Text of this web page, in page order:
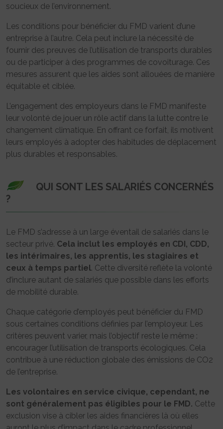
soucieux de l’environnement.
Les conditions pour bénéficier du FMD varient d’une
entreprise à l’autre. Cela peut inclure la nécessité de
fournir des preuves de l’utilisation de transports durables
ou de participer à des programmes de covoiturage. Ces
mesures assurent que les aides sont allouées de manière
équitable et ciblée.
L’engagement des employeurs dans le FMD manifeste
leur volonté de jouer un rôle actif dans la lutte contre le
changement climatique. En offrant ce forfait, ils motivent
leurs employés à adopter des habitudes de déplacement
plus durables et responsables.
QUI SONT LES SALARIÉS CONCERNÉS
?
Le FMD s’adresse à un large éventail de salariés dans le
secteur privé. Cela inclut les employés en CDI, CDD,
les intérimaires, les apprentis, les stagiaires et
ceux à temps partiel. Cette diversité reflète la volonté
d’inclure autant de salariés que possible dans les efforts
de mobilité durable.
Chaque catégorie d’employés peut bénéficier du FMD
sous certaines conditions définies par l’employeur. Les
critères peuvent varier, mais l’objectif reste le même :
encourager l’utilisation de transports écologiques. Cela
contribue à une réduction globale des émissions de CO2
de l’entreprise.
Les volontaires en service civique, cependant, ne
sont généralement pas éligibles pour le FMD. Cette
exclusion vise à cibler les aides financières là où elles